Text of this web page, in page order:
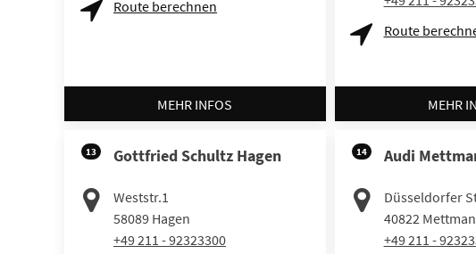
Route berechnen
MEHR INFOS
Route
MEHR
13 Gottfried Schultz Hagen
Weststr.1
58089 Hagen
+49 211 - 92323300
14 Audi
Düsseldorfer
40822
+49 211 -